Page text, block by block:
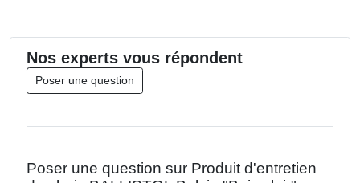
Nos expertsvous répondent
Poser une question
Poser une question sur Produit d'entretien